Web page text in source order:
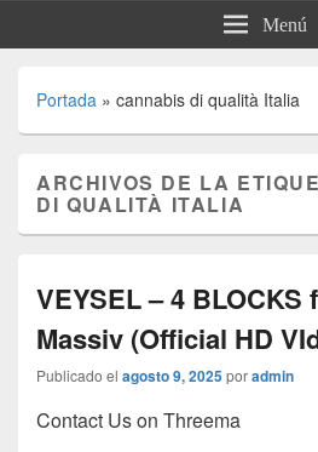
Menú
Portada » cannabis di qualità Italia
ARCHIVOS DE LA
DI QUALITÀ ITALIA
VEYSEL – 4 BLOCKS
Massiv (Official HD
Publicado el agosto 9, 2025poradmin
Contact Us on Threema